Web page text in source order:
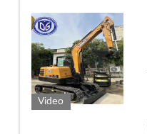
Video